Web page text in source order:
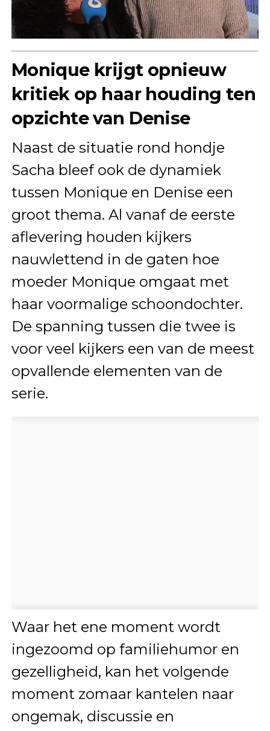
Monique krijgt opnieuw
kritiek op haar houding ten
opzichte van Denise
Naast de situatie rond hondje
Sacha bleef ook de dynamiek
tussen Monique en Denise een
groot thema. Al vanaf de eerste
aflevering houden kijkers
nauwlettend in de gaten hoe
moeder Monique omgaat met
haar voormalige schoondochter.
De spanning tussen die twee is
voor veel kijkers een van de meest
opvallende elementen van de
serie.
Waar het ene moment wordt
ingezoomd op familiehumor en
gezelligheid, kan het volgende
moment zomaar kantelen naar
ongemak, discussie en